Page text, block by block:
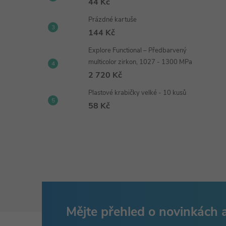
Prázdné kartuše
144 Kč
Explore Functional – Předbarvený
multicolor zirkon, 1027 - 1300 MPa
2 720 Kč
Plastové krabičky velké - 10 kusů
58 Kč
Mějte přehled o novinkách